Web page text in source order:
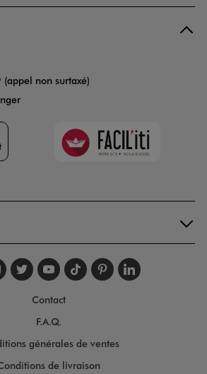
(appel non surtaxé)
Faciliti
nous sur
nous sur
Suivez-nous sur
Suivez-nous
Suivez-nous
Suivez-
Contact
F.A.Q.
générales de ventes
de livraison